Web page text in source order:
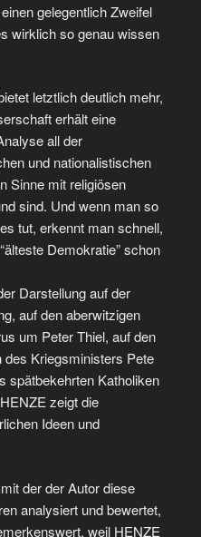
gelegentlich Zweifel
wirklich so genau wissen
letztlich deutlich mehr,
erhält eine
all der
und nationalistischen
Sinne mit religiösen
sind. Und wenn man so
tut, erkennt man schnell,
Demokratie” schon
Darstellung auf der
auf den aberwitzigen
um Peter Thiel, auf den
Kriegsministers Pete
spätbekehrten Katholiken
zeigt die
Ideen und
der der Autor diese
analysiert und bewertet,
weil HENZE